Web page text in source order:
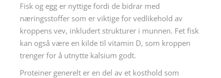
Fisk og egg er nyttige fordi de bidrar med
næringsstoffer som er viktige for vedlikehold av
kroppens vev, inkludert strukturer i munnen. Fet fisk
kan også være en kilde til vitamin D, som kroppen
trenger for å utnytte kalsium godt.
Proteiner generelt er en del av et kosthold som